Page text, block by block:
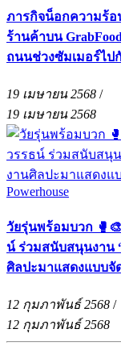
ภารกิจน็อกความร้อ
ร้านค้าบน
ถนนช่วงซัมเมอร์ไป
19 เมษายน 2568 /
19 เมษายน 2568
วัยรุ่นพร้อมบวก
น์ ร่วมสนับสนุนงาน
ศิลปะมาแสดงแบบจัด
12 กุมภาพันธ์ 2568 /
12 กุมภาพันธ์ 2568